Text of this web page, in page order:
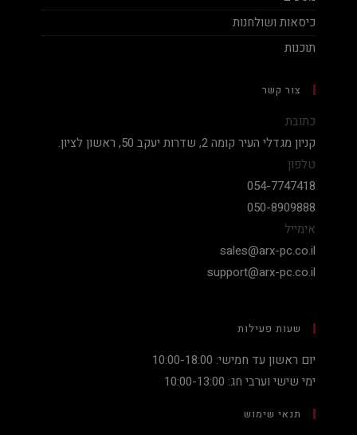
כיסאות ושולחנות
תוכנות
צור קשר
כתובת
קניון מגדלי העיר קומה 2, שדרות יעקב 50, ראשון לציון.
טלפון
054-7747418
050-8909888
אימייל
sales@arx-pc.co.il
support@arx-pc.co.il
שעות פעילות
יום ראשון עד חמישי: 10:00-18:00
ימי שישי וערבי חג: 10:00-13:00
תנאי שימוש